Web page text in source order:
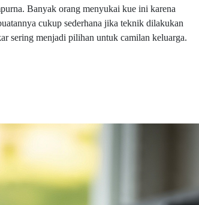
Banyak orang menyukai kue ini karena
cukup sederhana jika teknik dilakukan
sering menjadi pilihan untuk camilan keluarga.